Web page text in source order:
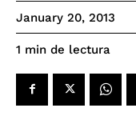
January 20, 2013
1 min de lectura